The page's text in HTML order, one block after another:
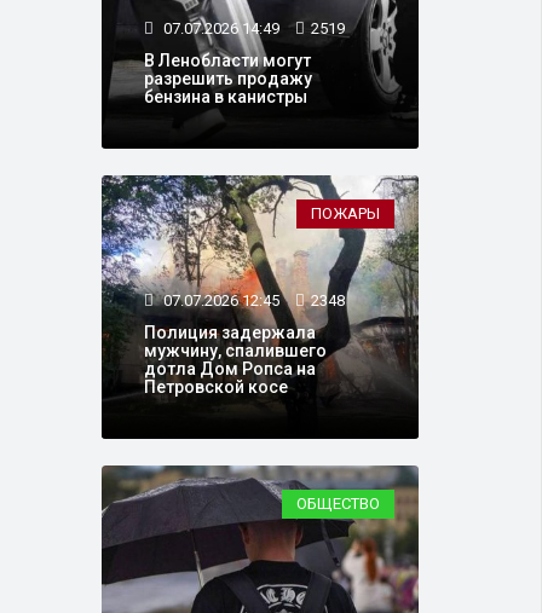
07.07.2026 14:49 2519
В Ленобласти могут
разрешить продажу
бензина в канистры
ПОЖАРЫ
07.07.2026 12:45 2348
Полиция задержала
мужчину, спалившего
дотла Дом Ропса на
Петровской косе
ОБЩЕСТВО